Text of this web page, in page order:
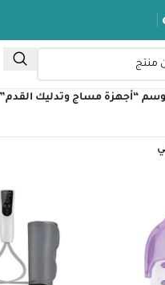
“أجهزة مساج وتدليك القدم”